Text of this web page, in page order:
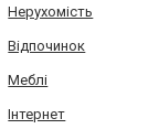
Нерухомість
Відпочинок
Меблі
Інтернет